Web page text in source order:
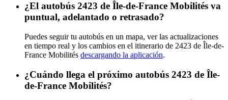
¿El autobús 2423 de Île-de-France Mobilités va
puntual, adelantado o retrasado?
Puedes seguir tu autobús en un mapa, ver las actualizaciones
en tiempo real y los cambios en el itinerario de 2423 de Île-de-
France Mobilités descargando la aplicación.
¿Cuándo llega el próximo autobús 2423 de Île-
de-France Mobilités?